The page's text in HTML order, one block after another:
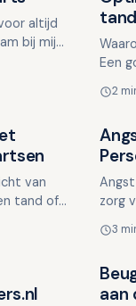
altijd
bij mij
Een
leren
2
van
tand of
zorg
3
aan